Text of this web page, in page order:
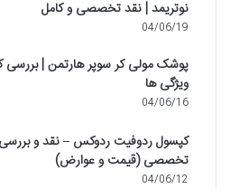
نوتریمد | نقد تخصصی و کامل
04/06/19
پوشک مولی کر سوپر هارتمن | بررسی
ویژگی ها
04/06/16
کپسول ردوفیت ردوکس – نقد و بررسی
تخصصی (قیمت و عوارض)
04/06/12